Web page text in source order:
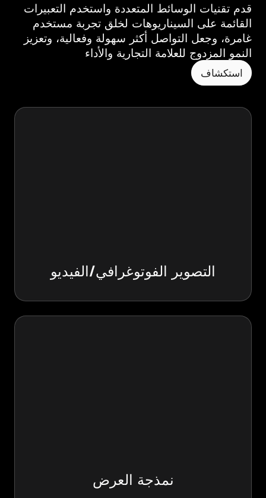
قدم تقنيات الوسائط المتعددة واستخدم التعبيرات
القائمة على السيناريوهات لخلق تجربة مستخدم
غامرة، وجعل التواصل أكثر سهولة وفعالية، وتعزيز
النمو المزدوج للعلامة التجارية والأداء
استكشاف
التصوير الفوتوغرافي/الفيديو
نمذجة العرض